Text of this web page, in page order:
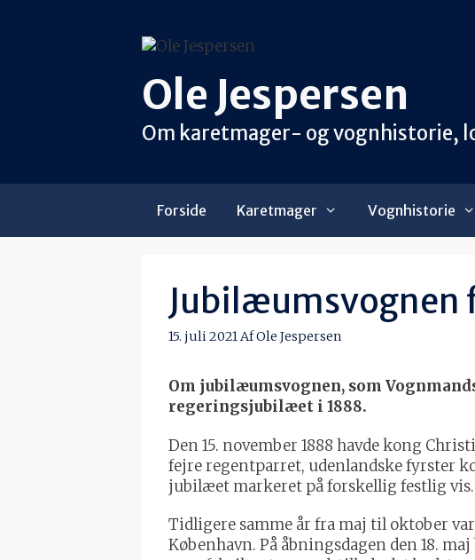
Ole Jespersen
Om karetmager- og vognhistorie,
Forside Karetmager Vognhistorie
Jubilæumsvognen
15. juli 2021AfOle Jespersen
Om jubilæumsvognen, som
regeringsjubilæet i 1888.
Den 15. november 1888 havde kong
fejre regentparret, udenlandske fyrster
jubilæet markeret på forskellig festlig vis.
Tidligere samme år fra maj til oktober var
København. På åbningsdagen den 18.